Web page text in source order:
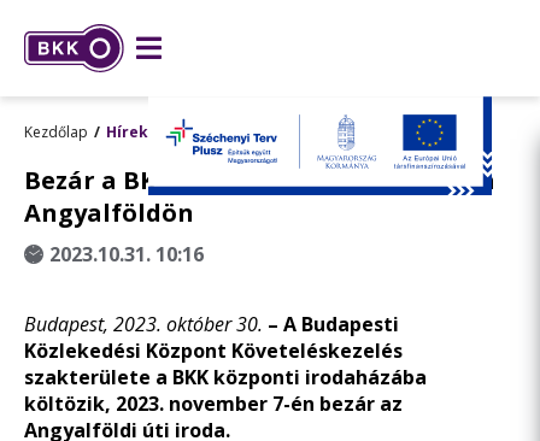
Kezdőlap Hírek
Bezár a BKK követeléskezelési irodája
Angyalföldön
2023.10.31. 10:16
Budapest, 2023. október 30. – A Budapesti
Közlekedési Központ Követeléskezelés
szakterülete a BKK központi irodaházába
költözik, 2023. november 7-én bezár az
Angyalföldi úti iroda.